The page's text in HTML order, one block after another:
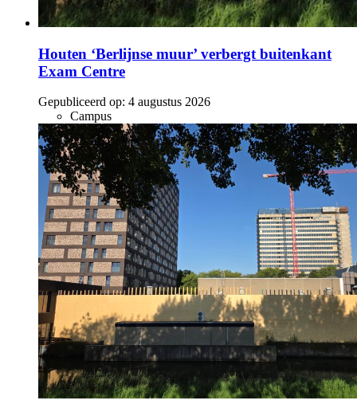
Houten ‘Berlijnse muur’ verbergt buitenkant
Exam Centre
Gepubliceerd op: 4 augustus 2026
Campus